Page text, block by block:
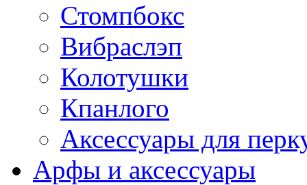
Стомпбокс
Вибраслэп
Колотушки
Кпанлого
Аксессуары для
Арфы и аксессуары